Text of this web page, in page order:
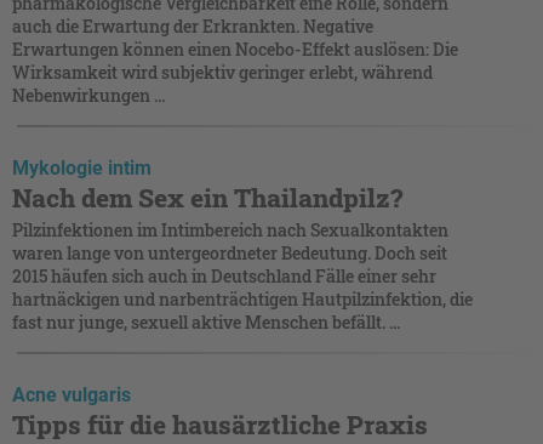
auch die Erwartung der Erkrankten. Negative
Erwartungen können einen Nocebo-Effekt auslösen: Die
Wirksamkeit wird subjektiv geringer erlebt, während
Nebenwirkungen ...
Mykologie intim
Nach dem Sex ein Thailandpilz?
Pilzinfektionen im Intimbereich nach Sexualkontakten
waren lange von untergeordneter Bedeutung. Doch seit
2015 häufen sich auch in Deutschland Fälle einer sehr
hartnäckigen und narbenträchtigen Hautpilzinfektion, die
fast nur junge, sexuell aktive Menschen befällt. ...
Acne vulgaris
Tipps für die hausärztliche Praxis